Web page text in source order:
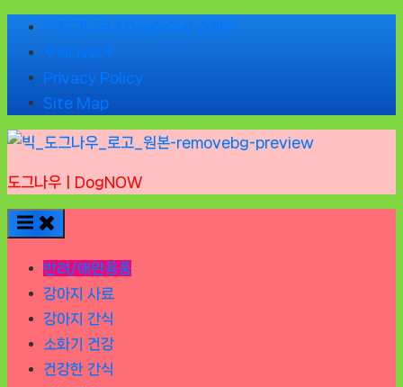
Skip
content
🌹도그나우ㅣDogNOW 소개🌹
🌹NOWs🌹
Privacy Policy
Site Map
도그나우ㅣDogNOW
반려/애완용품
강아지 사료
강아지 간식
소화기 건강
건강한 간식